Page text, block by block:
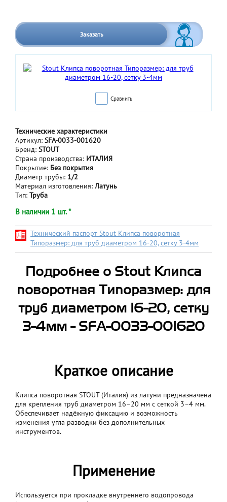
Заказать
Сравнить
Технические характеристики
Артикул: SFA-0033-001620
Бренд: STOUT
Страна производства: ИТАЛИЯ
Покрытие: Без покрытия
Диаметр трубы: 1/2
Материал изготовления: Латунь
Тип: Труба
В наличии 1 шт. *
Технический паспорт Stout Клипса поворотная
Типоразмер: для труб диаметром 16-20, сетку 3-4мм
Подробнее о Stout Клипса
поворотная Типоразмер: для
труб диаметром 16-20, сетку
3-4мм - SFA-0033-001620
Краткое описание
Клипса поворотная STOUT (Италия) из латуни предназначена
для крепления труб диаметром 16–20 мм с сеткой 3–4 мм.
Обеспечивает надёжную фиксацию и возможность
изменения угла разводки без дополнительных
инструментов.
Применение
Используется при прокладке внутреннего водопровода